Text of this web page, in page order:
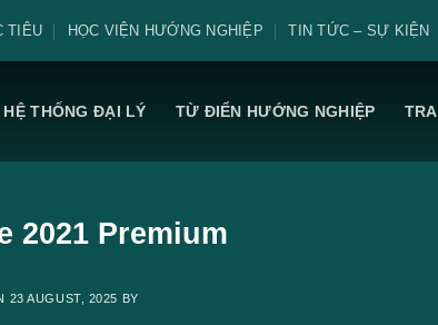
TIÊU HỌC VIỆN HƯỚNG NGHIỆP TIN TỨC – SỰ KIỆN
HỆ THỐNG ĐẠI LÝ TỪ ĐIỂN HƯỚNG NGHIỆP
2021 Premium
23 AUGUST, 2025 BY